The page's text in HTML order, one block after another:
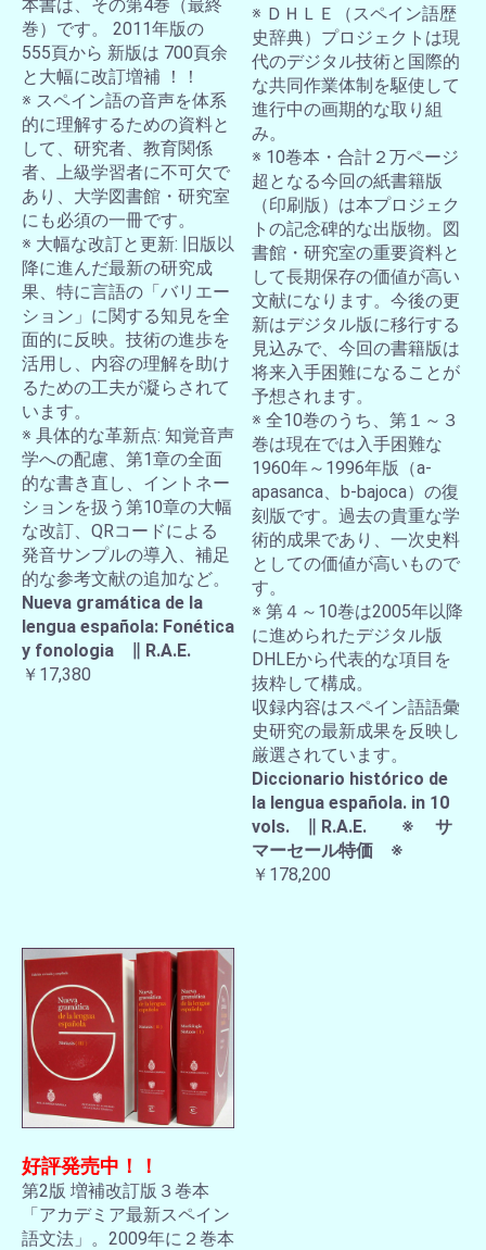
本書は、その第4巻（最終
巻）です。 2011年版の
555頁から 新版は 700頁余
と大幅に改訂増補 ！！
※ スペイン語の音声を体系
的に理解するための資料と
して、研究者、教育関係
者、上級学習者に不可欠で
あり、大学図書館・研究室
にも必須の一冊です。
※ 大幅な改訂と更新: 旧版以
降に進んだ最新の研究成
果、特に言語の「バリエー
ション」に関する知見を全
面的に反映。技術の進歩を
活用し、内容の理解を助け
るための工夫が凝らされて
います。
※ 具体的な革新点: 知覚音声
学への配慮、第1章の全面
的な書き直し、イントネー
ションを扱う第10章の大幅
な改訂、QRコードによる
発音サンプルの導入、補足
的な参考文献の追加など。
Nueva gramática de la
lengua española: Fonética
y fonologia ∥ R.A.E.
￥17,380
※ ＤＨＬＥ（スペイン語歴
史辞典）プロジェクトは現
代のデジタル技術と国際的
な共同作業体制を駆使して
進行中の画期的な取り組
み。
※ 10巻本・合計２万ページ
超となる今回の紙書籍版
（印刷版）は本プロジェク
トの記念碑的な出版物。図
書館・研究室の重要資料と
して長期保存の価値が高い
文献になります。今後の更
新はデジタル版に移行する
見込みで、今回の書籍版は
将来入手困難になることが
予想されます。
※ 全10巻のうち、第１～３
巻は現在では入手困難な
1960年～1996年版（a-
apasanca、b-bajoca）の復
刻版です。過去の貴重な学
術的成果であり、一次史料
としての価値が高いもので
す。
※ 第４～10巻は2005年以降
に進められたデジタル版
DHLEから代表的な項目を
抜粋して構成。
収録内容はスペイン語語彙
史研究の最新成果を反映し
厳選されています。
Diccionario histórico de
la lengua española. in 10
vols. ∥ R.A.E. ※ サ
マーセール特価 ※
￥178,200
好評発売中！！
第2版 増補改訂版３巻本
「アカデミア最新スペイン
語文法」。2009年に２巻本